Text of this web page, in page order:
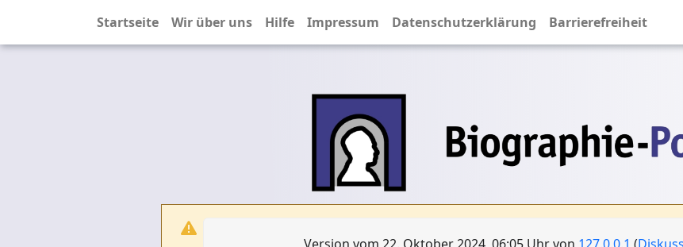
Startseite Wir über uns Hilfe Impressum Datenschutzerklärung Barrierefreiheit